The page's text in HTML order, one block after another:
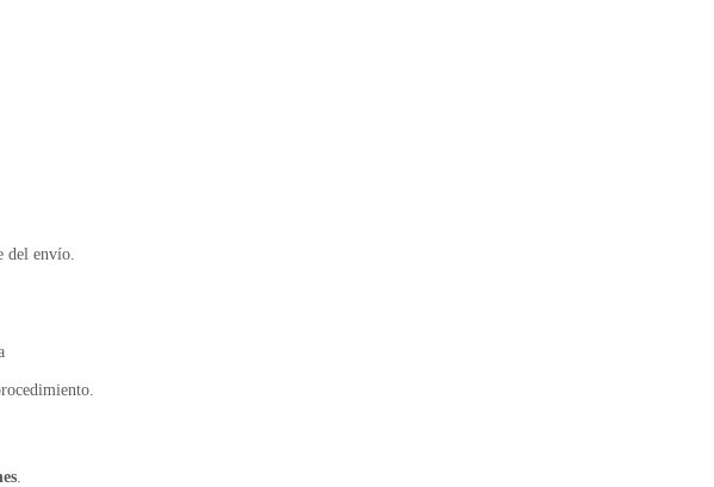
del envío.
.
rápido está
vacío
no se ha seleccionado ningún producto.